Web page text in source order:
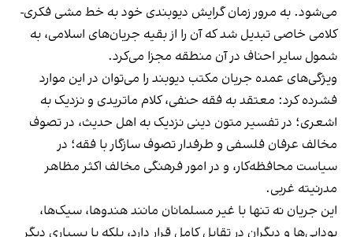
می‌شود. به مرور زمان گرایش دیوبندی خود به خط مشی فکری-
کلامی خاصی تبدیل شد که آن را از بقیه جریان‌های اسلامی، به
شمول سایر احناف در آن منطقه مجزا می‌کرد.
ویژگی‌های عمده جریان مکتب دیوبند را می‌توان در این موارد
فشرده کرد: معتقد به فقه حنفی، کلام ماتریدی و نزدیک به
اشعری؛ در تفسیر متون دینی نزدیک به اهل حدیث، در تصوف
مخالف عرفان فلسفی و طرفدار تصوف سازگار با فقه؛ در
سیاست محافظه‌کار، و در امور فرهنگی مخالف اکثر مظاهر
مدرنیته غربی.
این جریان نه تنها با غیر مسلمانان مانند هندوها، سیک‌ها،
بودایی‌ها و دیگران در تقابل کامل قرار دارد، بلکه با بسیاری دیگر